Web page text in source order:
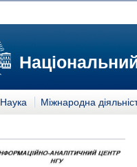
Наука Міжнародна